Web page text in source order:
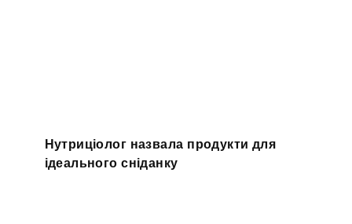
Нутриціолог назвала продукти для
ідеального сніданку